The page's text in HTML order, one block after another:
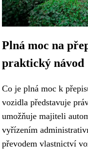
Plná moc na
praktický návod
Co je plná moc k
vozidla představuje
umožňuje majiteli
vyřízením
převodem vlastnictví